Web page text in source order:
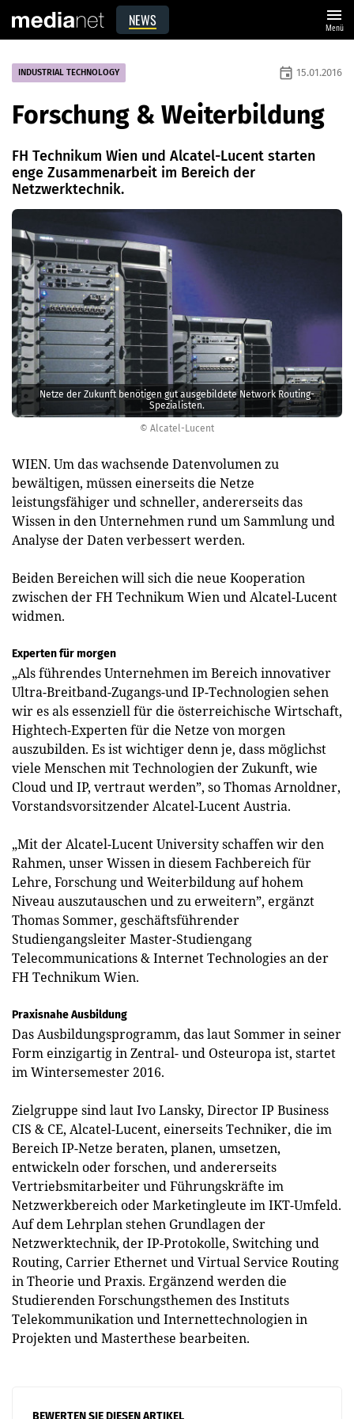
NEWS menu
Menü
© Alcatel-Lucent
Netze der Zukunft benötigen gut ausgebildete Network Routing-
Spezialisten.
INDUSTRIAL TECHNOLOGY event 15.01.2016
Forschung & Weiterbildung
FH Technikum Wien und Alcatel-Lucent starten
enge ­Zusammenarbeit im Bereich der
Netzwerktechnik.
WIEN. Um das wachsende Datenvolumen zu
bewältigen, müssen einerseits die Netze
leistungsfähiger und schneller, andererseits das
Wissen in den Unternehmen rund um Sammlung und
Analyse der Daten verbessert werden.
Beiden Bereichen will sich die neue Kooperation
zwischen der FH Technikum Wien und Alcatel-Lucent
widmen.
Experten für morgen
„Als führendes Unternehmen im Bereich innovativer
Ultra-Breitband-Zugangs-und IP-Technologien sehen
wir es als essenziell für die österreichische Wirtschaft,
Hightech-Experten für die Netze von morgen
auszubilden. Es ist wichtiger denn je, dass möglichst
viele Menschen mit Technologien der Zukunft, wie
Cloud und IP, vertraut werden”, so Thomas Arnoldner,
Vorstandsvorsitzender Alcatel-Lucent Austria.
„Mit der Alcatel-Lucent University schaffen wir den
Rahmen, unser Wissen in diesem Fachbereich für
Lehre, Forschung und Weiterbildung auf hohem
Niveau auszutauschen und zu erweitern”, ergänzt
Thomas Sommer, geschäftsführender
Studiengangsleiter Master-Studiengang
Telecommunications & Internet Technologies an der
FH Technikum Wien.
Praxisnahe Ausbildung
Das Ausbildungsprogramm, das laut Sommer in seiner
Form einzigartig in Zentral- und Osteuropa ist, startet
im Wintersemester 2016.
Zielgruppe sind laut Ivo Lansky, Director IP Business
CIS & CE, Alcatel-Lucent, einerseits Techniker, die im
Bereich IP-Netze beraten, planen, umsetzen,
entwickeln oder forschen, und andererseits
Vertriebsmitarbeiter und Führungskräfte im
Netzwerkbereich oder Marketingleute im IKT-Umfeld.
Auf dem Lehrplan stehen Grundlagen der
Netzwerktechnik, der IP-Protokolle, Switching und
Routing, Carrier Ethernet und Virtual Service Routing
in Theorie und Praxis. Ergänzend werden die
Studierenden Forschungsthemen des Instituts
Telekommunikation und Internettechnologien in
Projekten und Masterthese bearbeiten.
BEWERTEN SIE DIESEN ARTIKEL